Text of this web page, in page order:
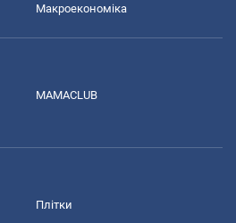
Макроекономіка
MAMACLUB
Плітки